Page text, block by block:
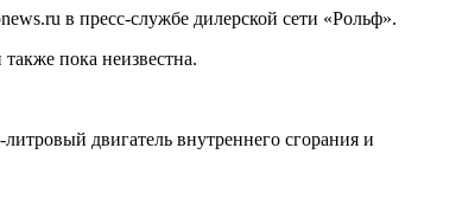
в пресс-службе дилерской сети «Рольф».
пока неизвестна.
двигатель внутреннего сгорания и